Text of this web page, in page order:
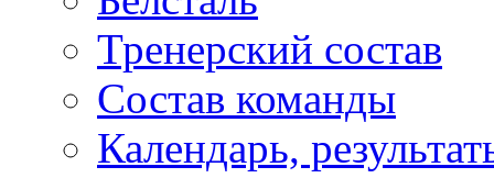
Тренерский состав
Состав команды
Календарь,